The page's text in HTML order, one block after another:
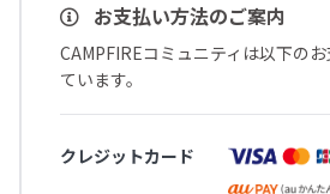
お支払い方法のご案内
CAMPFIREコミュニティは以下の
ています。
クレジットカード